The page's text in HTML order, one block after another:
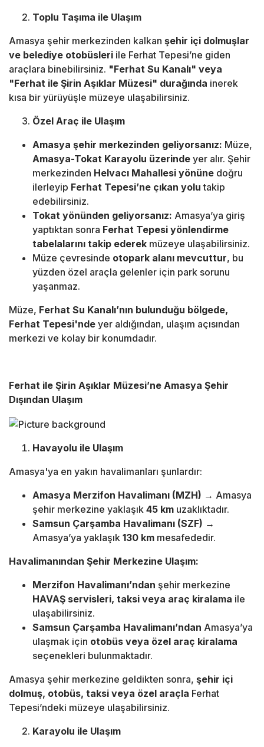
Toplu Taşıma ile Ulaşım
Amasya şehir merkezinden kalkan şehir içi dolmuşlar
ve belediye otobüsleri ile Ferhat Tepesi’ne giden
araçlara binebilirsiniz. "Ferhat Su Kanalı" veya
"Ferhat ile Şirin Aşıklar Müzesi" durağında inerek
kısa bir yürüyüşle müzeye ulaşabilirsiniz.
Özel Araç ile Ulaşım
Amasya şehir merkezinden geliyorsanız: Müze,
Amasya-Tokat Karayolu üzerinde yer alır. Şehir
merkezinden Helvacı Mahallesi yönüne doğru
ilerleyip Ferhat Tepesi’ne çıkan yolu takip
edebilirsiniz.
Tokat yönünden geliyorsanız: Amasya’ya giriş
yaptıktan sonra Ferhat Tepesi yönlendirme
tabelalarını takip ederek müzeye ulaşabilirsiniz.
Müze çevresinde otopark alanı mevcuttur, bu
yüzden özel araçla gelenler için park sorunu
yaşanmaz.
Müze, Ferhat Su Kanalı’nın bulunduğu bölgede,
Ferhat Tepesi'nde yer aldığından, ulaşım açısından
merkezi ve kolay bir konumdadır.
Ferhat ile Şirin Aşıklar Müzesi’ne Amasya Şehir
Dışından Ulaşım
Havayolu ile Ulaşım
Amasya'ya en yakın havalimanları şunlardır:
Amasya Merzifon Havalimanı (MZH) → Amasya
şehir merkezine yaklaşık 45 km uzaklıktadır.
Samsun Çarşamba Havalimanı (SZF) →
Amasya’ya yaklaşık 130 km mesafededir.
Havalimanından Şehir Merkezine Ulaşım:
Merzifon Havalimanı’ndan şehir merkezine
HAVAŞ servisleri, taksi veya araç kiralama ile
ulaşabilirsiniz.
Samsun Çarşamba Havalimanı’ndan Amasya’ya
ulaşmak için otobüs veya özel araç kiralama
seçenekleri bulunmaktadır.
Amasya şehir merkezine geldikten sonra, şehir içi
dolmuş, otobüs, taksi veya özel araçla Ferhat
Tepesi’ndeki müzeye ulaşabilirsiniz.
Karayolu ile Ulaşım